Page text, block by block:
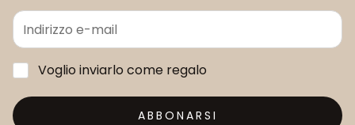
Voglio inviarlo come regalo
ABBONARSI